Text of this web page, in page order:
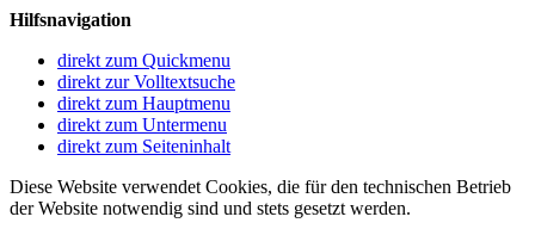
Hilfsnavigation
direkt zum Quickmenu
direkt zur Volltextsuche
direkt zum Hauptmenu
direkt zum Untermenu
direkt zum Seiteninhalt
Diese Website verwendet Cookies, die für den technischen Betrieb
der Website notwendig sind und stets gesetzt werden.